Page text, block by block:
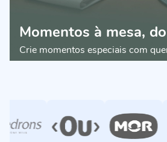
Momentos à mesa,
Crie momentos especiais com